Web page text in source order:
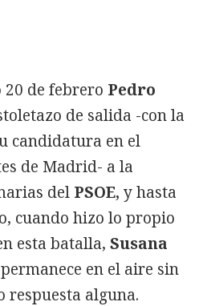
20 de febrero Pedro
de salida -con la
candidatura en el
de Madrid- a la
del PSOE, y hasta
cuando hizo lo propio
esta batalla, Susana
en el aire sin
respuesta alguna.